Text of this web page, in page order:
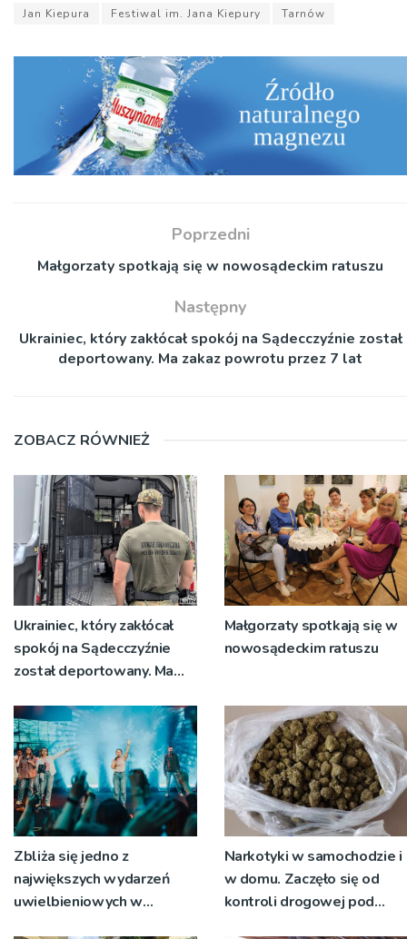
Jan Kiepura
Festiwal im. Jana Kiepury Tarnów
Poprzedni
Małgorzaty spotkają się w nowosądeckim ratuszu
Następny
Ukrainiec, który zakłócał spokój na Sądecczyźnie został
deportowany. Ma zakaz powrotu przez 7 lat
ZOBACZ RÓWNIEŻ
Ukrainiec, który zakłócał
spokój na Sądecczyźnie
został deportowany. Ma
Małgorzaty spotkają się w
nowosądeckim ratuszu
Zbliża się jedno z
największych wydarzeń
uwielbieniowych w
Narkotyki w samochodzie i
w domu. Zaczęło się od
kontroli drogowej pod